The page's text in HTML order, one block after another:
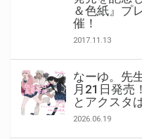
＆色紙』プ
催！
2017.11.13
なーゆ。先
月21日発売
とアクスタ
2026.06.19